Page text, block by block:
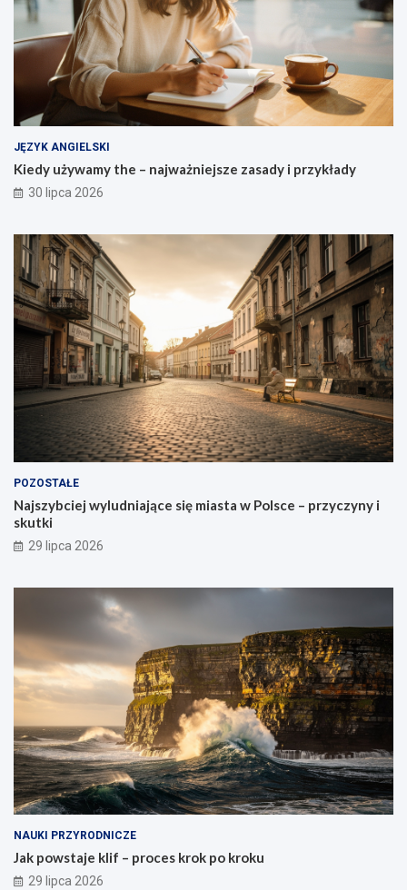
JĘZYK ANGIELSKI
Kiedy używamy the – najważniejsze zasady i przykłady
30 lipca 2026
POZOSTAŁE
Najszybciej wyludniające się miasta w Polsce – przyczyny i
skutki
29 lipca 2026
NAUKI PRZYRODNICZE
Jak powstaje klif – proces krok po kroku
29 lipca 2026